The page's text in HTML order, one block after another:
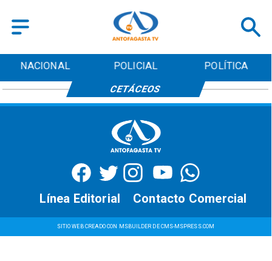
NACIONAL POLICIAL POLÍTICA
CETÁCEOS
SITIO WEB CREADO CON MSBUILDER DE CMS-MSPRESS.COM
Contacto Comercial
Línea Editorial